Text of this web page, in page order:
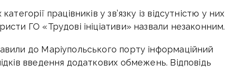
працівників у зв’язку із відсутністю у них
ГО «Трудові ініціативи» назвали незаконним.
до Маріупольського порту інформаційний
введення додаткових обмежень. Відповідь